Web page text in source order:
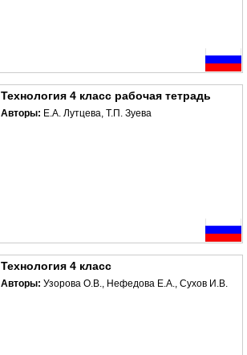
Технология 4 класс рабочая тетрадь
Авторы: Е.А. Лутцева, Т.П. Зуева
Технология 4 класс
Авторы: Узорова О.В., Нефедова Е.А., Сухов И.В.